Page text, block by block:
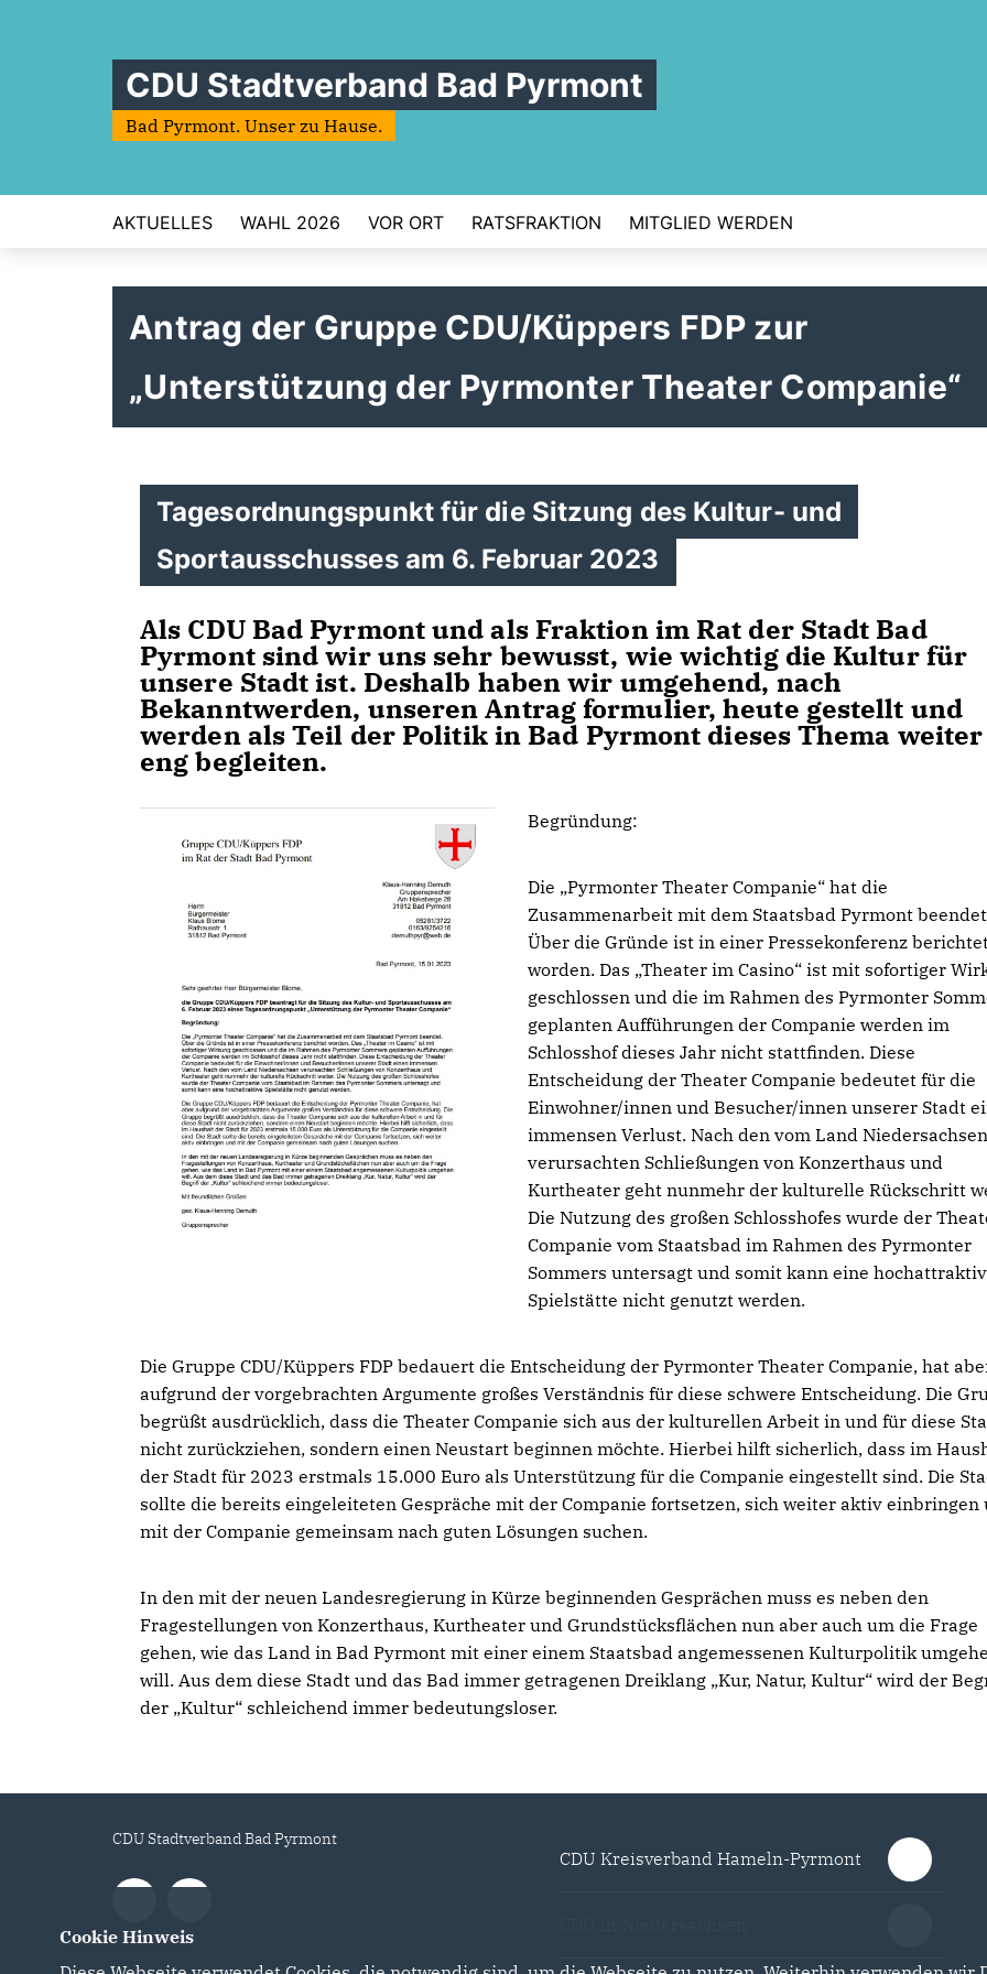
CDU Stadtverband Bad Pyrmont
Bad Pyrmont. Unser zu Hause.
AKTUELLES WAHL 2026 VOR ORT RATSFRAKTION MITGLIED WERDEN
Antrag der Gruppe CDU/Küppers FDP zur
Unterstützung der Pyrmonter Theater Companie“
Tagesordnungspunkt für die Sitzung des Kultur- und
Sportausschusses am 6. Februar 2023
Als CDU Bad Pyrmont und als Fraktion im Rat der Stadt Bad
Pyrmont sind wir uns sehr bewusst, wie wichtig die Kultur für
unsere Stadt ist. Deshalb haben wir umgehend, nach
Bekanntwerden, unseren Antrag formulier, heute gestellt und
werden als Teil der Politik in Bad Pyrmont dieses Thema weiter
eng begleiten.
Begründung:
Die „Pyrmonter Theater Companie“ hat die
Zusammenarbeit mit dem Staatsbad Pyrmont
Über die Gründe ist in einer Pressekonferenz
worden. Das „Theater im Casino“ ist mit sofortiger
geschlossen und die im Rahmen des Pyrmonter
geplanten Aufführungen der Companie werden im
Schlosshof dieses Jahr nicht stattfinden. Diese
Entscheidung der Theater Companie bedeutet für die
Einwohner/innen und Besucher/innen unserer Stadt
immensen Verlust. Nach den vom Land Niedersachsen
verursachten Schließungen von Konzerthaus und
Kurtheater geht nunmehr der kulturelle Rückschritt
Die Nutzung des großen Schlosshofes wurde der
Companie vom Staatsbad im Rahmen des Pyrmonter
Sommers untersagt und somit kann eine
Spielstätte nicht genutzt werden.
Die Gruppe CDU/Küppers FDP bedauert die Entscheidung der Pyrmonter Theater Companie, hat
aufgrund der vorgebrachten Argumente großes Verständnis für diese schwere Entscheidung. Die
begrüßt ausdrücklich, dass die Theater Companie sich aus der kulturellen Arbeit in und für diese
nicht zurückziehen, sondern einen Neustart beginnen möchte. Hierbei hilft sicherlich, dass im
der Stadt für 2023 erstmals 15.000 Euro als Unterstützung für die Companie eingestellt sind. Die
sollte die bereits eingeleiteten Gespräche mit der Companie fortsetzen, sich weiter aktiv einbringen
mit der Companie gemeinsam nach guten Lösungen suchen.
In den mit der neuen Landesregierung in Kürze beginnenden Gesprächen muss es neben den
Fragestellungen von Konzerthaus, Kurtheater und Grundstücksflächen nun aber auch um die Frage
gehen, wie das Land in Bad Pyrmont mit einer einem Staatsbad angemessenen Kulturpolitik
will. Aus dem diese Stadt und das Bad immer getragenen Dreiklang „Kur, Natur, Kultur“ wird der
der „Kultur“ schleichend immer bedeutungsloser.
CDU Stadtverband Bad Pyrmont
CDU Kreisverband Hameln-Pyrmont
Cookie Hinweis